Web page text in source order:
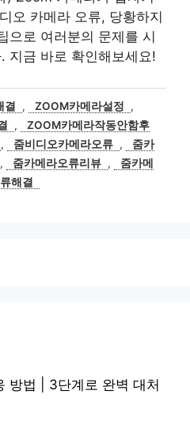
오 카메라 오류, 당황하지
으로 여러분의 문제를 시
지금 바로 확인해보세요!
결 , ZOOM카메라설정
,
,
ZOOM카메라작동안함후
, 줌비디오카메라오류 ,
줌카
, 줌카메라오류리뷰 ,
줌카메
해결
방법 | 3단계로 완벽 대처